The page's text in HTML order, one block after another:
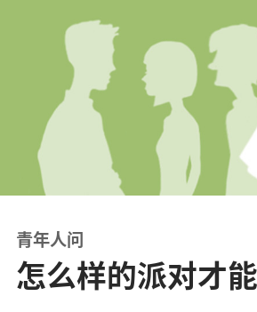
青年人问
怎么样的派对才